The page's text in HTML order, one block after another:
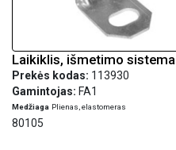
Laikiklis, išmetimo sistema
Prekės kodas: 113930
Gamintojas: FA1
Medžiaga Plienas, elastomeras
80105